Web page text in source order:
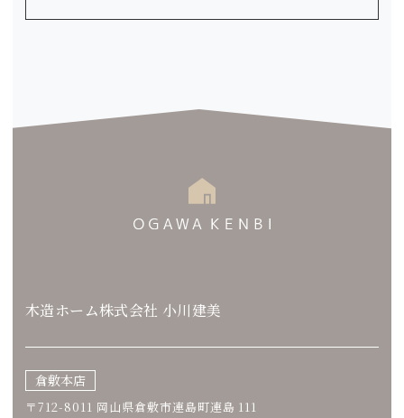
木造ホーム株式会社 小川建美
倉敷本店
〒712-8011 岡山県倉敷市連島町連島 111